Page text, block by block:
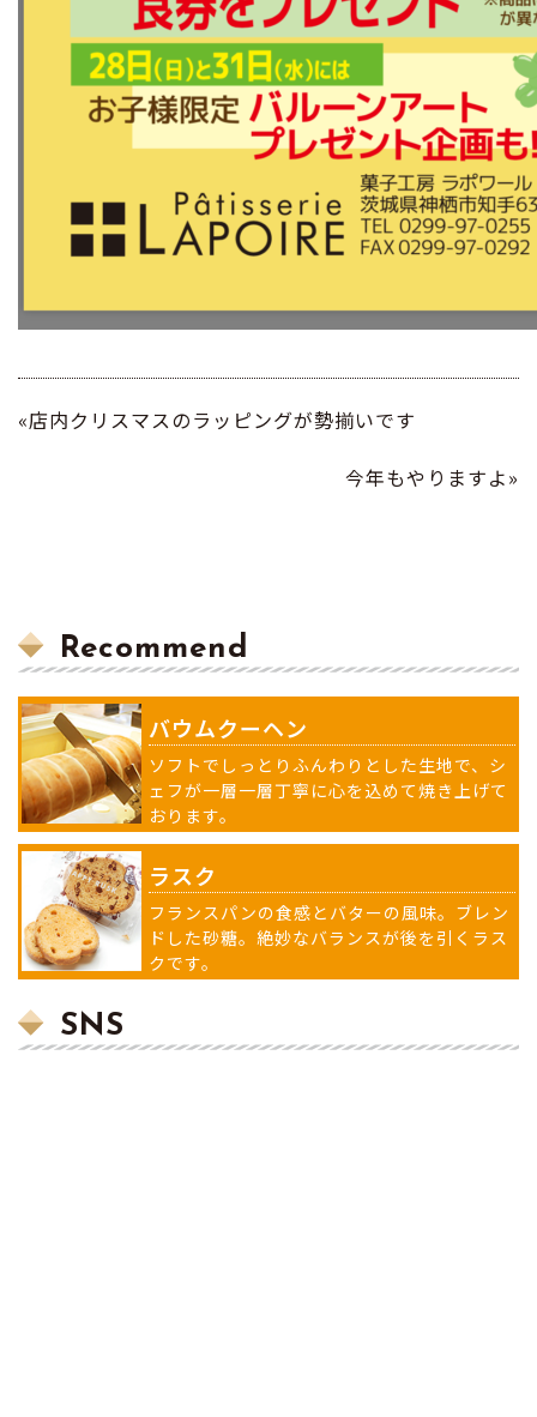
«店内クリスマスのラッピングが勢揃いです
今年もやりますよ»
Recommend
バウムクーヘン
ソフトでしっとりふんわりとした生地で、シ
ェフが一層一層丁寧に心を込めて焼き上げて
おります。
ラスク
フランスパンの食感とバターの風味。ブレン
ドした砂糖。絶妙なバランスが後を引くラス
クです。
SNS